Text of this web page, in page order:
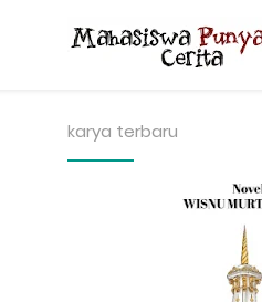
karya terbaru